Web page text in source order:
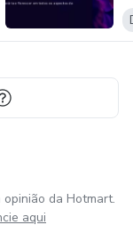
da Hotmart.
aqui